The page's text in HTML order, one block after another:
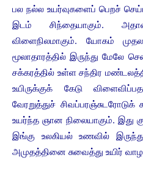
பல நல்ல உயர்வுகளைப் பெறச்
இடம் சிந்தையாகும்.
விளைநிலமாகும். யோகம்
மூலாதாரத்தில் இருந்து மேலே
சக்கரத்தில் உள்ள சந்திர
உயிருக்குக் கேடு
வேரறுத்துச்
உயர்ந்த ஞான நிலையாகும். இது
இங்கு உலகியல் உணவில்
அமுதத்தினை சுவைத்து உயிர்